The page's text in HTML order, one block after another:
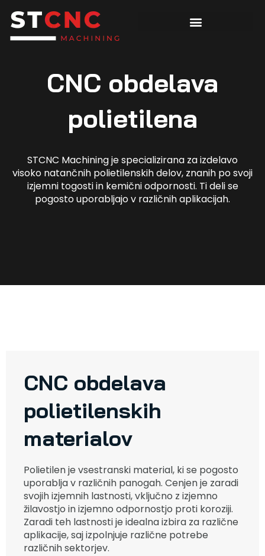
CNC obdelava
polietilena
STCNC Machining je specializirana za izdelavo
visoko natančnih polietilenskih delov, znanih po svoji
izjemni togosti in kemični odpornosti. Ti deli se
pogosto uporabljajo v različnih aplikacijah.
CNC obdelava
polietilenskih
materialov
Polietilen je vsestranski material, ki se pogosto
uporablja v različnih panogah. Cenjen je zaradi
svojih izjemnih lastnosti, vključno z izjemno
žilavostjo in izjemno odpornostjo proti koroziji.
Zaradi teh lastnosti je idealna izbira za različne
aplikacije, saj izpolnjuje različne potrebe
različnih sektorjev.